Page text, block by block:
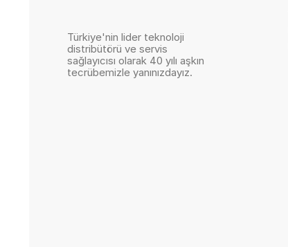
Türkiye'nin lider teknoloji
distribütörü ve servis
sağlayıcısı olarak 40 yılı aşkın
tecrübemizle yanınızdayız.